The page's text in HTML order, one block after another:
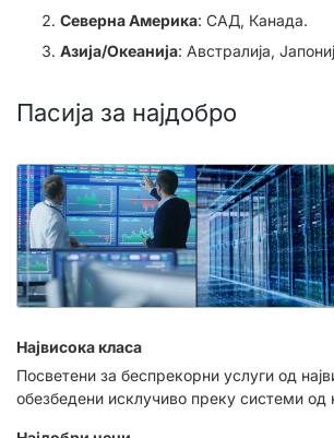
Северна Америка: САД, Канада.
Азија/Океанија: Австралија,
Пасија за најдобро
Највисока класа
Посветени за беспрекорни услуги од
обезбедени исклучиво преку системи од